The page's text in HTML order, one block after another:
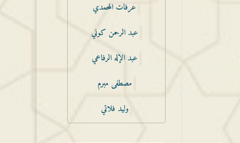
عرفات المحمدي
عبد الرحمن كوني
عبد الإله الرفاعي
مصطفى مبرم
وليد فلاتي